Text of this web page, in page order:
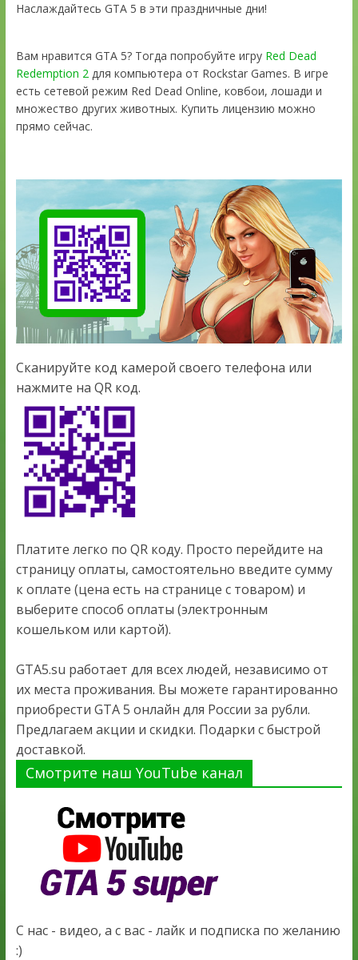
Наслаждайтесь GTA 5 в эти праздничные дни!
Вам нравится GTA 5? Тогда попробуйте игру Red Dead
Redemption 2для компьютера от Rockstar Games. В игре
есть сетевой режим Red Dead Online, ковбои, лошади и
множество других животных. Купить лицензию можно
прямо сейчас.
Сканируйте код камерой своего телефона или
нажмите на QR код.
Платите легко по QR коду. Просто перейдите на
страницу оплаты, самостоятельно введите сумму
к оплате (цена есть на странице с товаром) и
выберите способ оплаты (электронным
кошельком или картой).
GTA5.su работает для всех людей, независимо от
их места проживания. Вы можете гарантированно
приобрести GTA 5 онлайн для России за рубли.
Предлагаем акции и скидки. Подарки с быстрой
доставкой.
Смотрите наш YouTube канал
С нас - видео, а с вас - лайк и подписка по желанию
:)